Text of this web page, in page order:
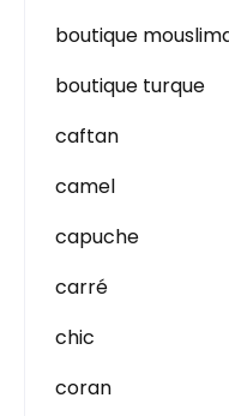
boutique
boutique turque
caftan
camel
capuche
carré
chic
coran